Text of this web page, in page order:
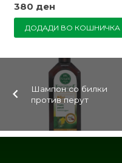
380 ден
ДОДАДИ ВО КОШНИЧКА
Шампон со билки
против перут